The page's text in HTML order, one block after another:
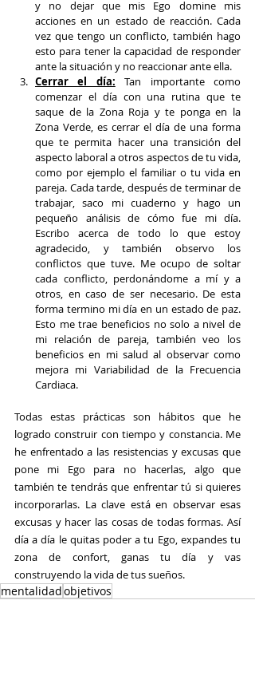
y no dejar que mis Ego domine mis
acciones en un estado de reacción. Cada
vez que tengo un conflicto, también hago
esto para tener la capacidad de responder
ante la situación y no reaccionar ante ella.
Cerrar el día: Tan importante como
comenzar el día con una rutina que te
saque de la Zona Roja y te ponga en la
Zona Verde, es cerrar el día de una forma
que te permita hacer una transición del
aspecto laboral a otros aspectos de tu vida,
como por ejemplo el familiar o tu vida en
pareja. Cada tarde, después de terminar de
trabajar, saco mi cuaderno y hago un
pequeño análisis de cómo fue mi día.
Escribo acerca de todo lo que estoy
agradecido, y también observo los
conflictos que tuve. Me ocupo de soltar
cada conflicto, perdonándome a mí y a
otros, en caso de ser necesario. De esta
forma termino mi día en un estado de paz.
Esto me trae beneficios no solo a nivel de
mi relación de pareja, también veo los
beneficios en mi salud al observar como
mejora mi Variabilidad de la Frecuencia
Cardiaca.
Todas estas prácticas son hábitos que he
logrado construir con tiempo y constancia. Me
he enfrentado a las resistencias y excusas que
pone mi Ego para no hacerlas, algo que
también te tendrás que enfrentar tú si quieres
incorporarlas. La clave está en observar esas
excusas y hacer las cosas de todas formas. Así
día a día le quitas poder a tu Ego, expandes tu
zona de confort, ganas tu día y vas
construyendo la vida de tus sueños.
mentalidadobjetivos